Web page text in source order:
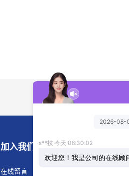
加入我们
在线留言